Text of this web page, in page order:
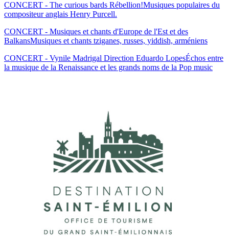
CONCERT - The curious bards Rébellion!Musiques populaires du
compositeur anglais Henry Purcell.
CONCERT - Musiques et chants d'Europe de l'Est et des
BalkansMusiques et chants tziganes, russes, yiddish, arméniens
CONCERT - Vynile Madrigal Direction Eduardo LopesÉchos entre
la musique de la Renaissance et les grands noms de la Pop music